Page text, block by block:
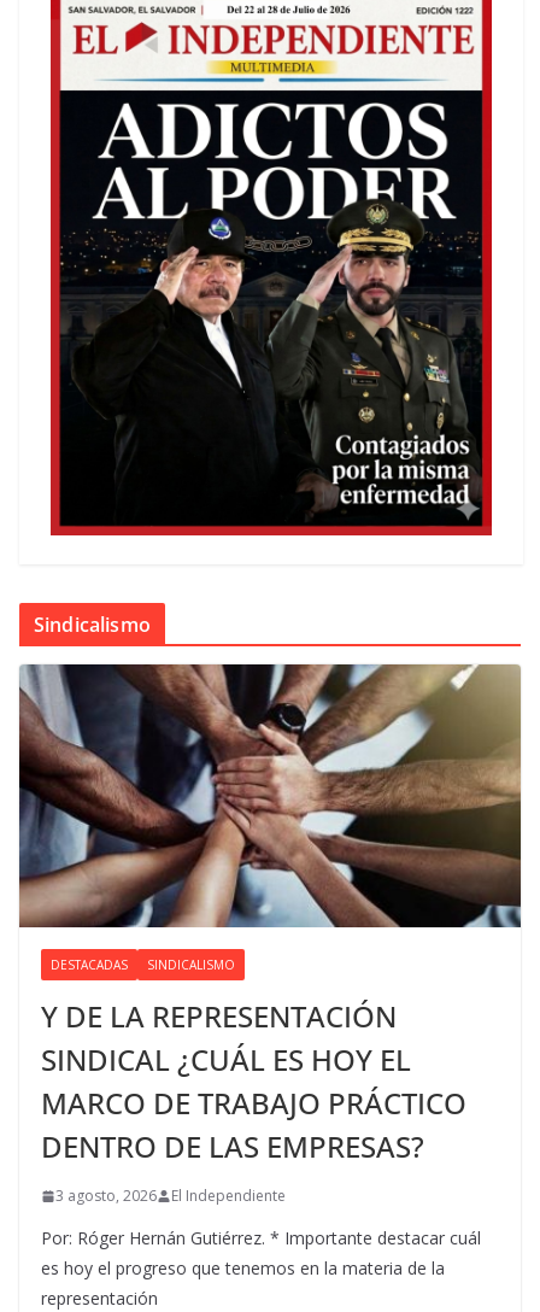
Sindicalismo
DESTACADAS SINDICALISMO
Y DE LA REPRESENTACIÓN
SINDICAL ¿CUÁL ES HOY EL
MARCO DE TRABAJO PRÁCTICO
DENTRO DE LAS EMPRESAS?
3 agosto, 2026 El Independiente
Por: Róger Hernán Gutiérrez. * Importante destacar cuál
es hoy el progreso que tenemos en la materia de la
representación